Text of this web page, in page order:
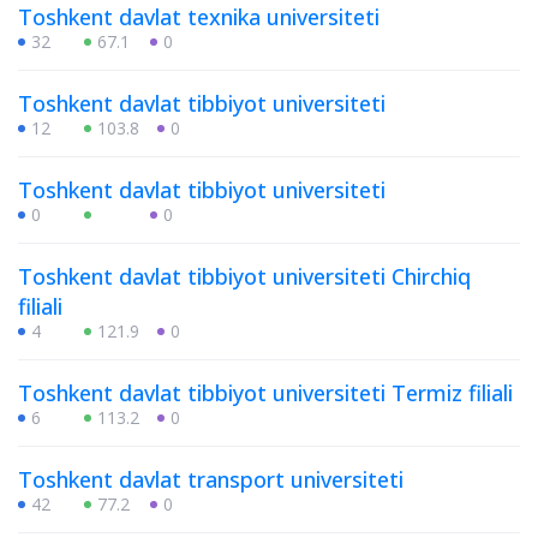
Toshkent davlat texnika universiteti
32 67.1 0
Toshkent davlat tibbiyot universiteti
12 103.8 0
Toshkent davlat tibbiyot universiteti
0 0
Toshkent davlat tibbiyot universiteti Chirchiq
filiali
4 121.9 0
Toshkent davlat tibbiyot universiteti Termiz filiali
6 113.2 0
Toshkent davlat transport universiteti
42 77.2 0